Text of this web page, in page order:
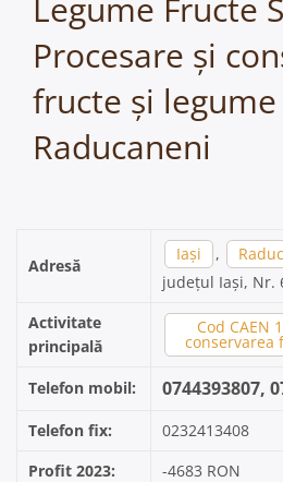
Legume Fructe
Procesare și
fructe și
Raducaneni
Adresă
Iași ,
județul Iași, Nr.
Activitate
principală
Cod CAEN
conservarea
Telefon mobil: 0744393807,
Telefon fix:
0232413408
Profit 2023:
-4683 RON